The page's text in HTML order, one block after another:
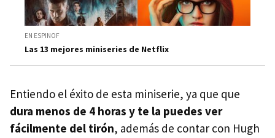
EN ESPINOF
Las 13 mejores miniseries de Netflix
Entiendo el éxito de esta miniserie, ya que que
dura menos de 4 horas y te la puedes ver
fácilmente del tirón, además de contar con Hugh